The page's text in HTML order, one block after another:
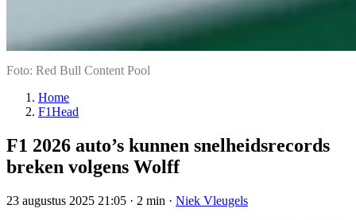
Foto: Red Bull Content Pool
Home
F1Head
F1 2026 auto’s kunnen snelheidsrecords
breken volgens Wolff
23 augustus 2025 21:05 · 2 min · Niek Vleugels